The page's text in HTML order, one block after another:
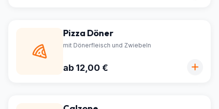
Pizza Döner
mit Dönerfleisch und Zwiebeln
ab 12,00 €